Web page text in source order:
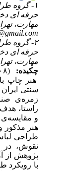
۱- گروه طراحی
حرفه ای دختران
مهارت، تهران، ایران
۲- گروه طراحی
حرفه ای دختران
مهارت، تهران، ایران
(۱۷۰۸ مشاهده)
هنر چاپ باتیک و
سنتی ایران هستند
زمره‌ی صنایع
راستا، هدف
و مقایسه‌ی انواع
هنر مذکور و بهره
طراحی لباس
نقوش، در آثار
پژوهش از آن‌جا
با رویکرد طبقه